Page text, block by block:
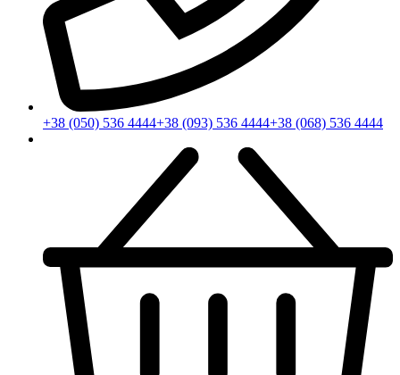
+38 (050) 536 4444+38 (093) 536 4444+38 (068) 536 4444